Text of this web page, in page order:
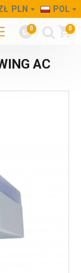
PLN POL
0 0
AC